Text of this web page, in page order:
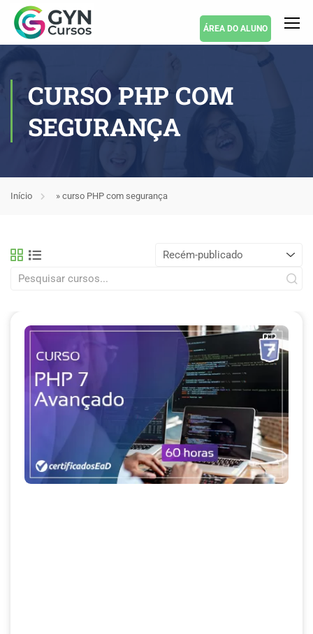
ÁREA DO ALUNO
CURSO PHP COM
SEGURANÇA
Início » curso PHP com segurança